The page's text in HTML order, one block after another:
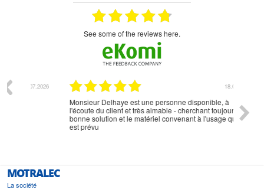
see some of the reviews here.
Monsieur Delhaye est une personne disponible, à
l'écoute du client et très aimable - cherchant toujours la
bonne solution et le matériel convenant à l'usage qui en
MOTRALEC
La société